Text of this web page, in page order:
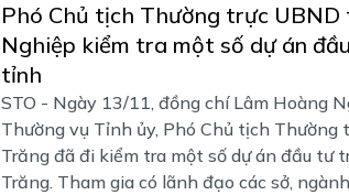
Phó Chủ tịch Thường trực UBND
Nghiệp kiểm tra một số dự án
tỉnh
STO - Ngày 13/11, đồng chí Lâm Hoàng
Thường vụ Tỉnh ủy, Phó Chủ tịch Thường
Trăng đã đi kiểm tra một số dự án đầu tư
Trăng. Tham gia có lãnh đạo các sở,